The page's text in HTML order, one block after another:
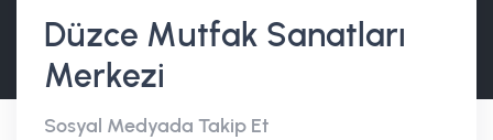
Düzce Mutfak Sanatları
Merkezi
Sosyal Medyada Takip Et